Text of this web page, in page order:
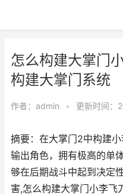
怎么构建大掌门
构建大掌门系统
作者： admin • 更新时间：
摘要：在大掌门2中构建
输出角色，拥有极高的单
够在后期战斗中起到决定
害,怎么构建大掌门小李飞